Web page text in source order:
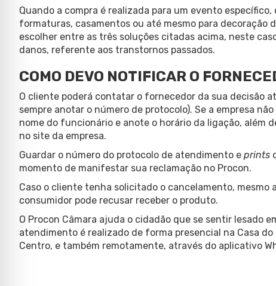
Quando a compra é realizada para um evento
formaturas, casamentos ou até mesmo para decoração
escolher entre as três soluções citadas acima, neste
danos, referente aos transtornos passados.
COMO DEVO NOTIFICAR O
O cliente poderá contatar o fornecedor da sua decisão
sempre anotar o número de protocolo). Se a empresa
nome do funcionário e anote o horário da ligação, além
no site da empresa.
Guardar o número do protocolo de atendimento e prints
momento de manifestar sua reclamação no Procon.
Caso o cliente tenha solicitado o cancelamento, mesmo
consumidor pode recusar receber o produto.
O Procon Câmara ajuda o cidadão que se sentir lesado
atendimento é realizado de forma presencial na Casa do
Centro, e também remotamente, através do aplicativo